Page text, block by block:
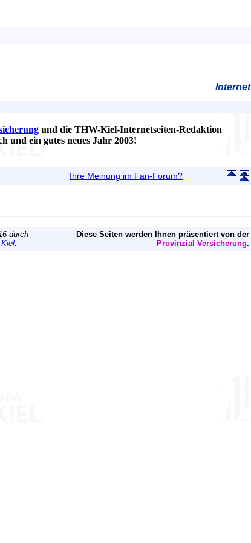
Internet
und die THW-Kiel-Internetseiten-Redaktion
und ein gutes neues Jahr 2003!
Ihre Meinung im Fan-Forum?
durch
.
Diese Seiten werden Ihnen präsentiert von der
Provinzial Versicherung.